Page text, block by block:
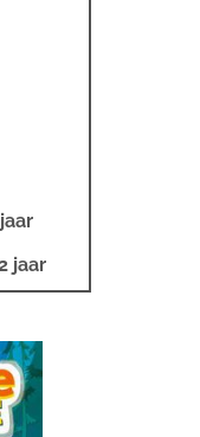
jaar